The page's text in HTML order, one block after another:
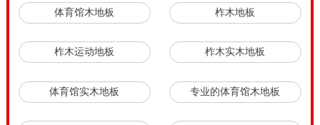
体育馆木地板 柞木地板
柞木运动地板 柞木实木地板
体育馆实木地板 专业的体育馆木地板